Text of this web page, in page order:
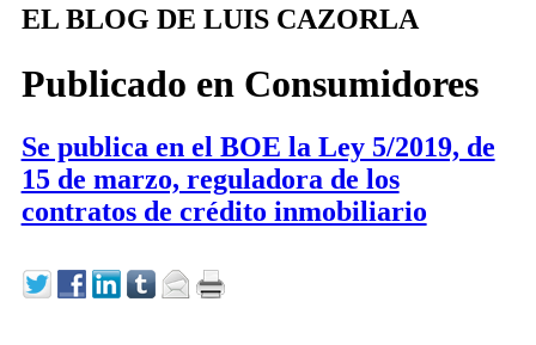
EL BLOG DE LUIS CAZORLA
Publicado en Consumidores
Se publica en el BOE la Ley 5/2019, de
15 de marzo, reguladora de los
contratos de crédito inmobiliario